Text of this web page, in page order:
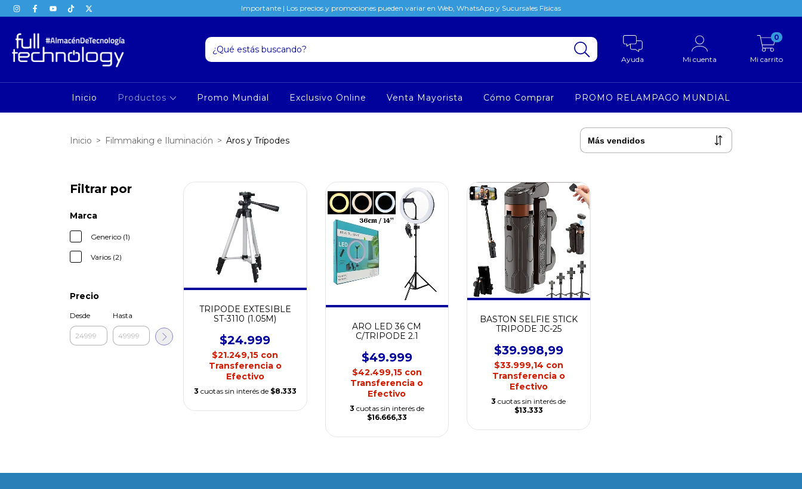
Importante | Los precios y promociones pueden variar en Web, WhatsApp y Sucursales Físicas
Ayuda Mi cuenta Mi carrito
0
Inicio Productos Promo Mundial Exclusivo Online Venta Mayorista Cómo Comprar PROMO RELAMPAGO MUNDIAL
Inicio > Filmmaking e Iluminación > Aros y Trípodes
Filtrar por
Marca
Generico (1)
Varios (2)
Precio
Desde Hasta
TRIPODE EXTESIBLE
ST-3110 (1.05M)
$24.999
$21.249,15 con
Transferencia o
Efectivo
3 cuotas sin interés de $8.333
ARO LED 36 CM
C/TRIPODE 2.1
$49.999
$42.499,15 con
Transferencia o
Efectivo
3 cuotas sin interés de
$16.666,33
BASTON SELFIE STICK
TRIPODE JC-25
$39.998,99
$33.999,14 con
Transferencia o
Efectivo
3 cuotas sin interés de
$13.333